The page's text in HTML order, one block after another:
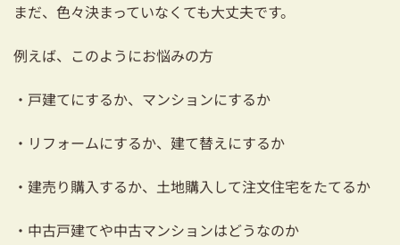
まだ、色々決まっていなくても大丈夫です。
例えば、このようにお悩みの方
・戸建てにするか、マンションにするか
・リフォームにするか、建て替えにするか
・建売り購入するか、土地購入して注文住宅をたてるか
・中古戸建てや中古マンションはどうなのか